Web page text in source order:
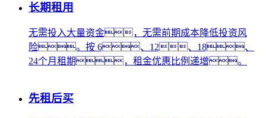
长期租用
无需投入大量资金，无需前期成本降低投资风
险。按 6、12、18、
24个月租期，租金优惠比例递增。
先租后买